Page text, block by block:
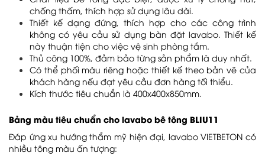
chống thấm, thích hợp sử dụng lâu dài.
Thiết kế dạng đứng, thích hợp cho các công trình
không có yêu cầu sử dụng bàn đặt lavabo. Thiết kế
này thuận tiện cho việc vệ sinh phòng tắm.
Thủ công 100%, đảm bảo từng sản phẩm là duy nhất.
Có thể phối màu riêng hoặc thiết kế theo bản vẽ của
khách hàng nếu đạt yêu cầu đơn hàng tối thiểu.
Kích thước tiêu chuẩn là 400x400x850mm.
Bảng màu tiêu chuẩn cho lavabo bê tông BLIU11
Đáp ứng xu hướng thẩm mỹ hiện đại, lavabo VIETBETON có
nhiều tông màu ấn tượng: